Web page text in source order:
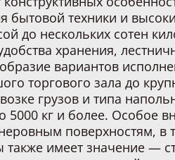
бытовой техники и
до нескольких сотен
хранения,
вариантов
торгового зала до
грузов и типа
5000 кг и более. Особое
поверхностям, в
также имеет значение —